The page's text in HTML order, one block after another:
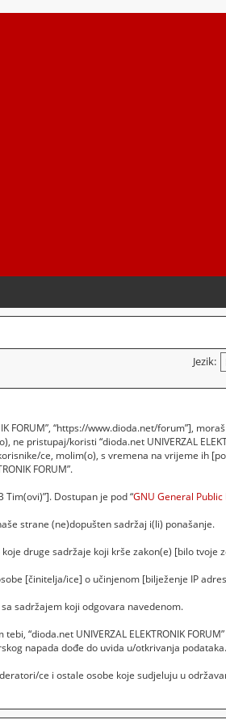
Jezik:
FORUM”, “https://www.dioda.net/forum”],
pristupaj/koristi “dioda.net UNIVERZAL
ce, molim(o), s vremena na vrijeme ih
FORUM”.
Tim(ovi)”]. Dostupan je pod “GNU General Public
strane (ne)dopušten sadržaj i(li) ponašanje.
druge sadržaje koji krše zakon(e) [bilo tvoje
[činitelja/ice] o učinjenom [bilježenje IP
sadržajem koji odgovara navedenom.
“dioda.net UNIVERZAL ELEKTRONIK
napada dođe do uvida u/otkrivanja podataka.
ce i ostale osobe koje sudjeluju u